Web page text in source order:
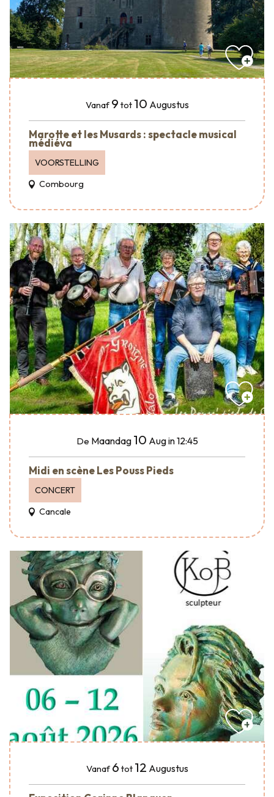
Vanaf 9 tot 10 Augustus
Marotte et les Musards : spectacle musical
médiéva
VOORSTELLING
Combourg
De Maandag 10 Augin 12:45
Midi en scène Les Pouss Pieds
CONCERT
Cancale
Vanaf 6 tot 12 Augustus